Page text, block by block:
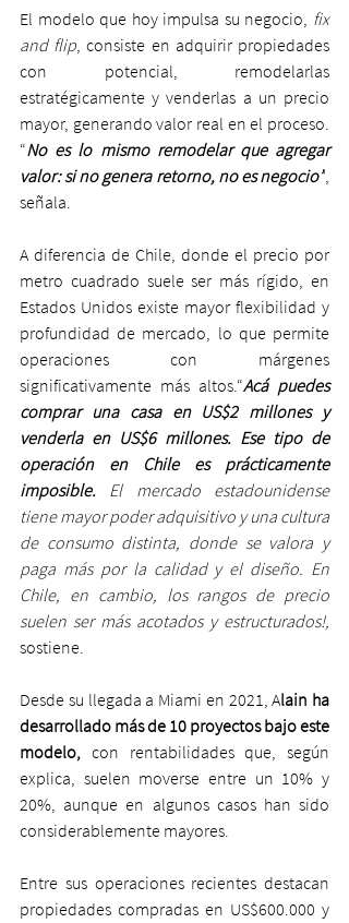
El modelo que hoy impulsa su negocio, fix
and flip, consiste en adquirir propiedades
con potencial, remodelarlas
estratégicamente y venderlas a un precio
mayor, generando valor real en el proceso.
“No es lo mismo remodelar que agregar
valor: si no genera retorno, no es negocio”,
señala.
A diferencia de Chile, donde el precio por
metro cuadrado suele ser más rígido, en
Estados Unidos existe mayor flexibilidad y
profundidad de mercado, lo que permite
operaciones con márgenes
significativamente más altos.“Acá puedes
comprar una casa en US$2 millones y
venderla en US$6 millones. Ese tipo de
operación en Chile es prácticamente
imposible. El mercado estadounidense
tiene mayor poder adquisitivo y una cultura
de consumo distinta, donde se valora y
paga más por la calidad y el diseño. En
Chile, en cambio, los rangos de precio
suelen ser más acotados y estructurados!,
sostiene.
Desde su llegada a Miami en 2021, Alain ha
desarrollado más de 10 proyectos bajo este
modelo, con rentabilidades que, según
explica, suelen moverse entre un 10% y
20%, aunque en algunos casos han sido
considerablemente mayores.
Entre sus operaciones recientes destacan
propiedades compradas en US$600.000 y